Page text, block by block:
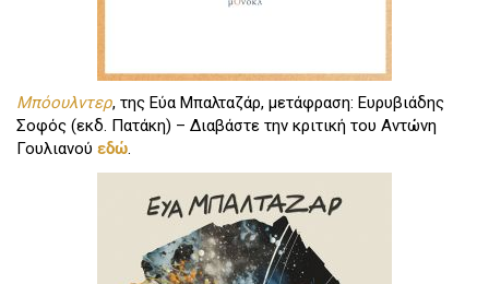
Μπόουλντερ, της Εύα Μπαλταζάρ, μετάφραση: Ευρυβιάδης
Σοφός (εκδ. Πατάκη) – Διαβάστε την κριτική του Αντώνη
Γουλιανού εδώ.